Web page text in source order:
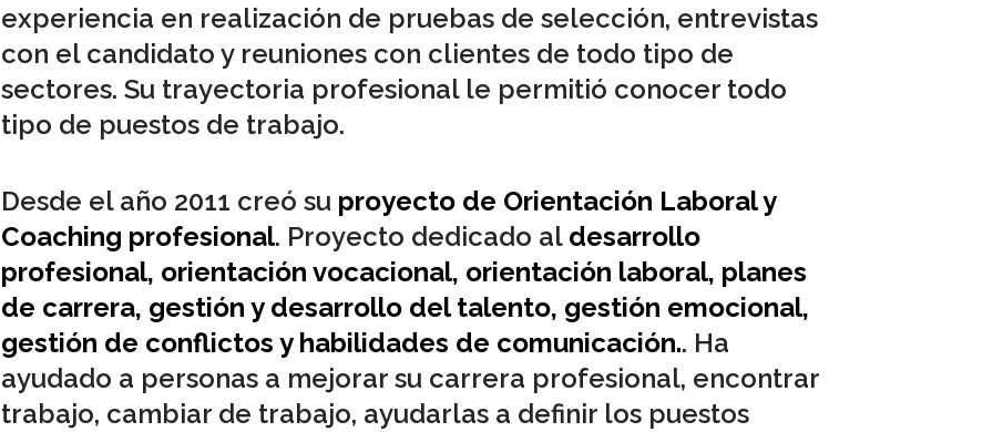
experiencia en realización de pruebas de selección, entrevistas
con el candidato y reuniones con clientes de todo tipo de
sectores. Su trayectoria profesional le permitió conocer todo
tipo de puestos de trabajo.
Desde el año 2011 creó su proyecto de Orientación Laboral y
Coaching profesional. Proyecto dedicado al desarrollo
profesional, orientación vocacional, orientación laboral, planes
de carrera, gestión y desarrollo del talento, gestión emocional,
gestión de conflictos y habilidades de comunicación.. Ha
ayudado a personas a mejorar su carrera profesional, encontrar
trabajo, cambiar de trabajo, ayudarlas a definir los puestos